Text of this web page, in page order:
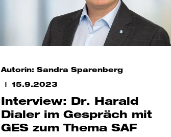
Autorin: Sandra Sparenberg
15.9.2023
Interview: Dr. Harald
Dialer im Gespräch mit
GES zum Thema SAF